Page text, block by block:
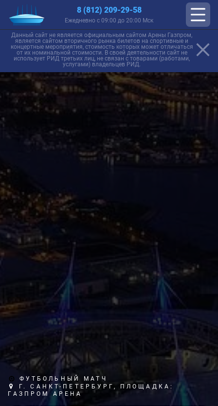
8 (812) 209-29-58
Ежедневно с 09:00 до 20:00 Мск
Данный сайт не является официальным сайтом Арены Газпром,
является сайтом вторичного рынка билетов на спортивные и
концертные мероприятия, стоимость которых может отличаться
от их номинальной стоимости. В своей деятельности сайт не
использует РИД третьих лиц, не связан с товарами (работами,
услугами) владельцев РИД.
ФУТБОЛЬНЫЙ МАТЧ
Г. САНКТ-ПЕТЕРБУРГ, ПЛОЩАДКА:
ГАЗПРОМ АРЕНА